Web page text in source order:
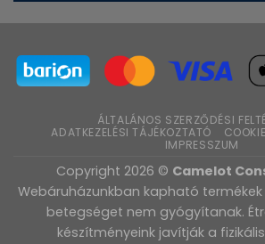
ÁLTALÁNOS SZERZŐDÉSI
ADATKEZELÉSI TÁJÉKOZTATÓ
IMPRESSZUM
Copyright 2026 © Camelot
Webáruházunkban kapható
betegséget nem gyógyítanak.
készítményeink javítják a